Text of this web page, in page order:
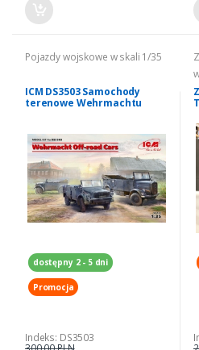
Pojazdy wojskowe w skali 1/35
ICM DS3503 Samochody
terenowe Wehrmachtu
dostępny 2 - 5 dni
Promocja
Indeks: DS3503